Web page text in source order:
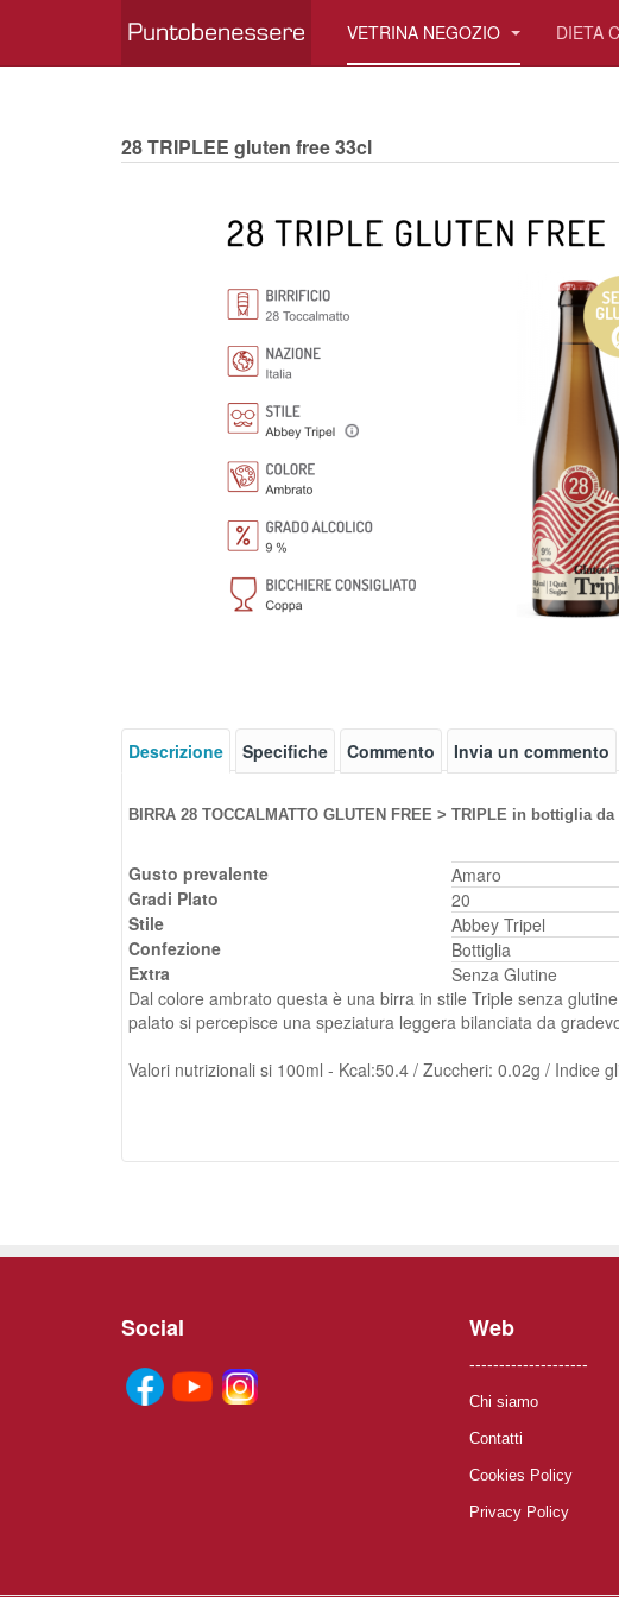
VETRINA NEGOZIO DIETA
28 TRIPLEE gluten free 33cl
Descrizione Specifiche Commento Invia un commento
BIRRA 28 TOCCALMATTO GLUTEN FREE > TRIPLE in bottiglia da
Gusto prevalente Amaro
Gradi Plato
20
Stile
Abbey Tripel
Confezione
Bottiglia
Extra
Senza Glutine
Dal colore ambrato questa è una birra in stile Triple senza
palato si percepisce una speziatura leggera bilanciata da
Valori nutrizionali si 100ml - Kcal:50.4 / Zuccheri: 0.02g / Indice
Social Web
--------------------
Chi siamo
Contatti
Cookies Policy
Privacy Policy